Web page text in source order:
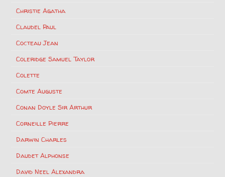
Christie Agatha
Claudel Paul
Cocteau Jean
Coleridge Samuel Taylor
Colette
Comte Auguste
Conan Doyle Sir Arthur
Corneille Pierre
Darwin Charles
Daudet Alphonse
David Neel Alexandra